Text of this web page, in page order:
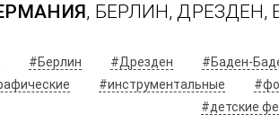
, БЕРЛИН,
#Берлин #Дрезден #Баден-
#инструментальные
#детские